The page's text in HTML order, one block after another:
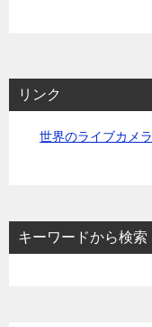
リンク
世界のライブカメラ
キーワードから検索